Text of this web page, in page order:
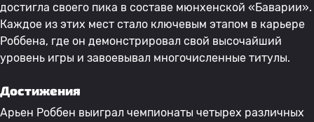
достигла своего пика в составе мюнхенской «Баварии».
Каждое из этих мест стало ключевым этапом в карьере
Роббена, где он демонстрировал свой высочайший
уровень игры и завоевывал многочисленные титулы.
Достижения
Арьен Роббен выиграл чемпионаты четырех различных